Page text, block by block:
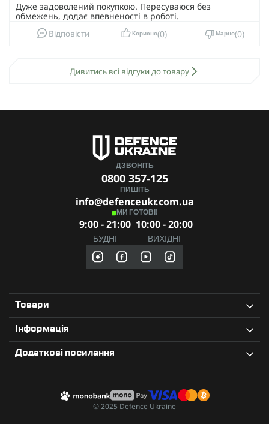
Дуже задоволений покупкою. Пересуваюся без
обмежень, додає впевненості в роботі.
Відповісти Корисно 0 Марно 0
Дивитись всі відгуки до товару
ДЗВОНІТЬ
0800 357-125
ПИШІТЬ
info@defenceukr.com.ua
МИ ГОТОВІ!
9:00 - 21:00
БУДНІ
10:00 - 20:00
ВИХІДНІ
Товари
Інформація
Додаткові посилання
© 2025 Defence Ukraine